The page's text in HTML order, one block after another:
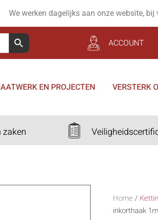
We werken dagelijks aan onze website, bij
ACCOUNT
EN PROJECTEN VERSTERK
zaken
Home /
inkorthaak